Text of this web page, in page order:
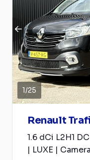
1/25
Renault
1.6 dCi L2H1
| LUXE |